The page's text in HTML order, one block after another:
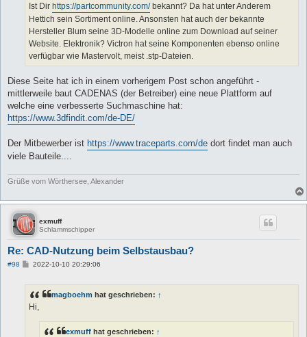
Ist Dir https://partcommunity.com/bekannt? Da hat unter Anderem
Hettich sein Sortiment online. Ansonsten hat auch der bekannte
Hersteller Blum seine 3D-Modelle online zum Download auf seiner
Website. Elektronik? Victron hat seine Komponenten ebenso online
verfügbar wie Mastervolt, meist .stp-Dateien.
Diese Seite hat ich in einem vorherigem Post schon angeführt -
mittlerweile baut CADENAS (der Betreiber) eine neue Plattform auf
welche eine verbesserte Suchmaschine hat:
https://www.3dfindit.com/de-DE/
Der Mitbewerber ist https://www.traceparts.com/de dort findet man auch
viele Bauteile....
Grüße vom Wörthersee, Alexander
exmuff
Schlammschipper
Re: CAD-Nutzung beim Selbstausbau?
#98
B
r
a
2022-10-10 20:29:06
magboehm hat geschrieben: ↑
Hi,
exmuff hat geschrieben: ↑